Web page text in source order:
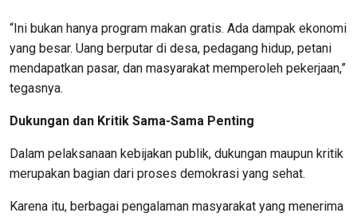
“Ini bukan hanya program makan gratis. Ada dampak ekonomi
yang besar. Uang berputar di desa, pedagang hidup, petani
mendapatkan pasar, dan masyarakat memperoleh pekerjaan,”
tegasnya.
Dukungan dan Kritik Sama-Sama Penting
Dalam pelaksanaan kebijakan publik, dukungan maupun kritik
merupakan bagian dari proses demokrasi yang sehat.
Karena itu, berbagai pengalaman masyarakat yang menerima